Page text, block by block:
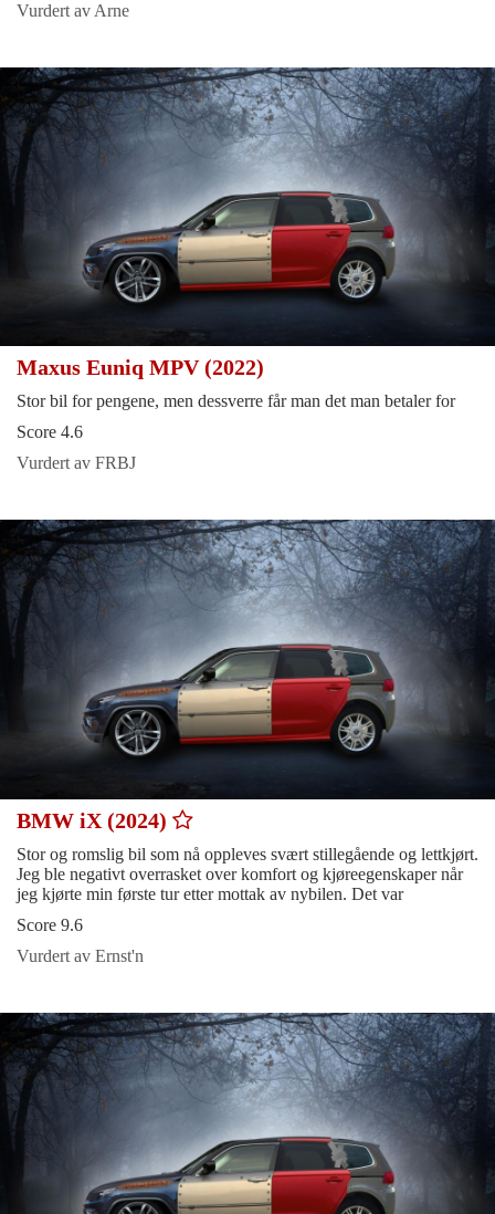
Vurdert av Arne
Maxus Euniq MPV (2022)
Stor bil for pengene, men dessverre får man det man betaler for
Score 4.6
Vurdert av FRBJ
BMW iX (2024)
Stor og romslig bil som nå oppleves svært stillegående og lettkjørt.
Jeg ble negativt overrasket over komfort og kjøreegenskaper når
jeg kjørte min første tur etter mottak av nybilen. Det var
Score 9.6
Vurdert av Ernst'n